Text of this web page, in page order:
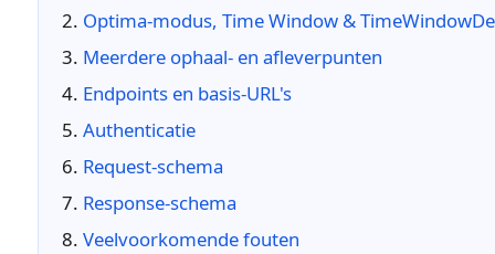
Optima-modus, Time Window &
Meerdere ophaal- en afleverpunten
Endpoints en basis-URL's
Authenticatie
Request-schema
Response-schema
Veelvoorkomende fouten